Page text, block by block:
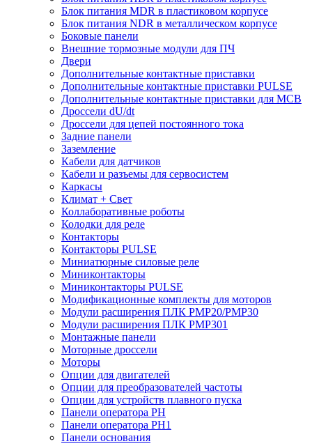
Блок питания MDR в пластиковом корпусе
Блок питания NDR в металлическом корпусе
Боковые панели
Внешние тормозные модули для ПЧ
Двери
Дополнительные контактные приставки
Дополнительные контактные приставки PULSE
Дополнительные контактные приставки для MCB
Дроссели dU/dt
Дроссели для цепей постоянного тока
Задние панели
Заземление
Кабели для датчиков
Кабели и разъемы для сервосистем
Каркасы
Климат + Свет
Коллаборативные роботы
Колодки для реле
Контакторы
Контакторы PULSE
Миниатюрные силовые реле
Миниконтакторы
Миниконтакторы PULSE
Модификационные комплекты для моторов
Модули расширения ПЛК PMP20/PMP30
Модули расширения ПЛК PMP301
Монтажные панели
Моторные дроссели
Моторы
Опции для двигателей
Опции для преобразователей частоты
Опции для устройств плавного пуска
Панели оператора PH
Панели оператора PH1
Панели основания